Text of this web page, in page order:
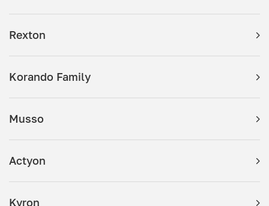
Rexton
Korando Family
Musso
Actyon
Kyron